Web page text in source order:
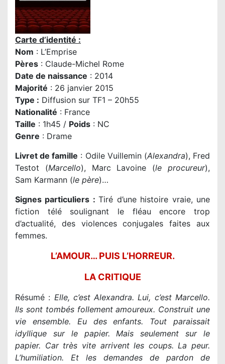
Carte d’identité :
Nom : L’Emprise
Pères : Claude-Michel Rome
Date de naissance : 2014
Majorité : 26 janvier 2015
Type : Diffusion sur TF1 – 20h55
Nationalité : France
Taille : 1h45 / Poids : NC
Genre : Drame
Livret de famille : Odile Vuillemin (Alexandra), Fred
Testot (Marcello), Marc Lavoine (le procureur),
Sam Karmann (le père)…
Signes particuliers :Tiré d’une histoire vraie, une
fiction télé soulignant le fléau encore trop
d’actualité, des violences conjugales faites aux
femmes.
L’AMOUR… PUIS L’HORREUR.
LA CRITIQUE
Résumé : Elle, c’est Alexandra. Lui, c’est Marcello.
Ils sont tombés follement amoureux. Construit une
vie ensemble. Eu des enfants. Tout paraissait
idyllique sur le papier. Mais seulement sur le
papier. Car très vite arrivent les coups. La peur.
L’humiliation. Et les demandes de pardon de